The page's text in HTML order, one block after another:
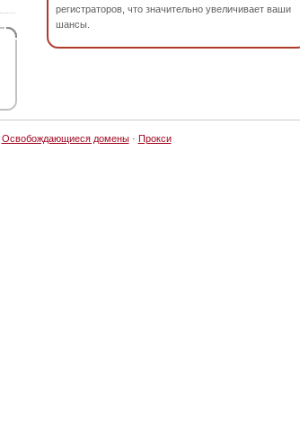
регистраторов, что значительно увеличивает ваши
шансы.
Освобождающиеся домены· Прокси